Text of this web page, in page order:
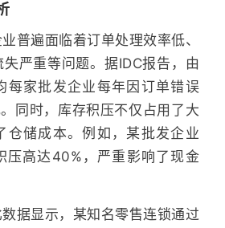
普遍面临着订单处理效率低、
严重等问题。据IDC报告，由
每家批发企业每年因订单错误
同时，库存积压不仅占用了大
仓储成本。例如，某批发企业
压高达40%，严重影响了现金
据显示，某知名零售连锁通过